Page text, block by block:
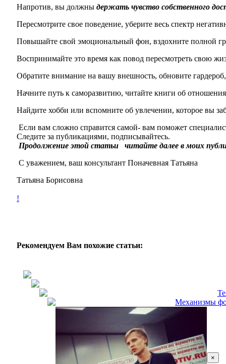
Напротив, вы должны держать чувство собственного
Пересмотрите свое поведение, уберите весь спектр
Повышайте свой эмоциональный фон, вздохните полной
Воспринимайте это время как повод пересмотреть свою
Обратите внимание на вашу внешность, обновите
Начните путь к саморазвитию, читайте книги об
Найдите хобби или вспомните об увлечении, которое вы
Если вам сложно справится самой- вам поможет
Следите за публикациями, подписывайтесь.
Продолжение этой статьи читайте далее в моих
С уважением, ваш консультант Поначевная Татьяна
Татьяна Борисовна
!
Рекомендуем Вам похожие статьи:
Механизмы
×